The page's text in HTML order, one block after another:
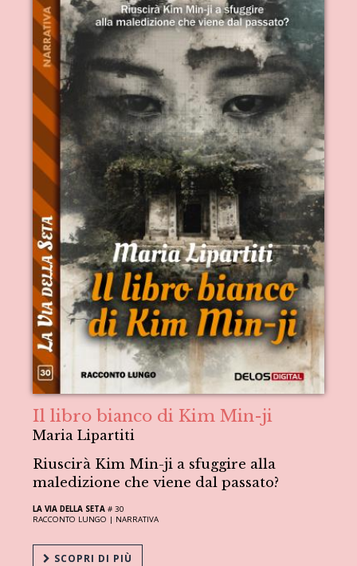
Il libro bianco di Kim Min-ji
Maria Lipartiti
Riuscirà Kim Min-ji a sfuggire alla
maledizione che viene dal passato?
LA VIA DELLA SETA # 30
RACCONTO LUNGO | NARRATIVA
SCOPRI DI PIÙ